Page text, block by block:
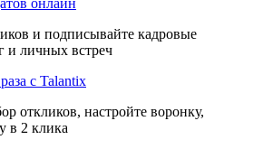
и подписывайте кадровые
и личных встреч
с Talantix
откликов, настройте воронку,
в 2 клика